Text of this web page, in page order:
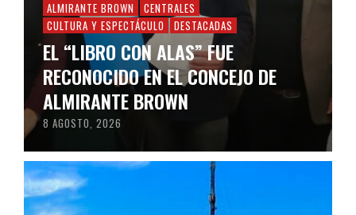
ALMIRANTE BROWN
CENTRALES
CULTURA Y ESPECTÁCULO
DESTACADAS
EL “LIBRO CON ALAS” FUE
RECONOCIDO EN EL CONCEJO DE
ALMIRANTE BROWN
8 AGOSTO, 2026